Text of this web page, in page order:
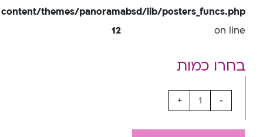
content/themes/panoramabsd/lib/posters_funcs.php
on line
12
-
+